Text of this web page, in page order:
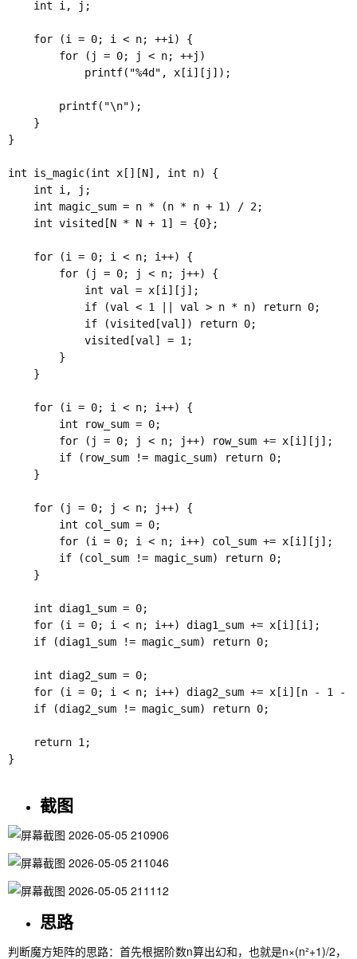
    int i, j;
    for (i = 0; i < n; ++i) {
        for (j = 0; j < n; ++j)
            printf("%4d", x[i][j]);
        printf("\n");
    }
}
int is_magic(int x[][N], int n) {
    int i, j;
    int magic_sum = n * (n * n + 1) / 2;
    int visited[N * N + 1] = {0};
    for (i = 0; i < n; i++) {
        for (j = 0; j < n; j++) {
            int val = x[i][j];
            if (val < 1 || val > n * n) return 0;
            if (visited[val]) return 0;
            visited[val] = 1;
        }
    }
    for (i = 0; i < n; i++) {
        int row_sum = 0;
        for (j = 0; j < n; j++) row_sum += x[i][j];
        if (row_sum != magic_sum) return 0;
    }
    for (j = 0; j < n; j++) {
        int col_sum = 0;
        for (i = 0; i < n; i++) col_sum += x[i][j];
        if (col_sum != magic_sum) return 0;
    }
    int diag1_sum = 0;
    for (i = 0; i < n; i++) diag1_sum += x[i][i];
    if (diag1_sum != magic_sum) return 0;
    int diag2_sum = 0;
for (i = 0; i < n; i++) diag2_sum += x[i][n - 1 -
    if (diag2_sum != magic_sum) return 0;
    return 1;
}
截图
思路
判断魔方矩阵的思路：首先根据阶数n算出幻和，也就是n×(n²+1)/2，